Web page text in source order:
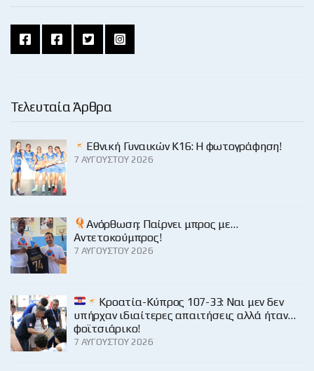
Τελευταία Άρθρα
Εθνική Γυναικών Κ16: Η φωτογράφηση!
7 ΑΥΓΟΎΣΤΟΥ 2026
Ανόρθωση: Παίρνει μπρος με…
Αντετοκούμπρος!
7 ΑΥΓΟΎΣΤΟΥ 2026
Κροατία-Κύπρος 107-33: Ναι μεν δεν
υπήρχαν ιδιαίτερες απαιτήσεις αλλά ήταν…
φοϊτσιάρικο!
7 ΑΥΓΟΎΣΤΟΥ 2026